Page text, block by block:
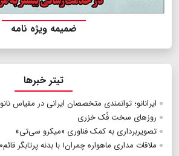
ضمیمه ویژه نامه
تیتر خبرها
ایرانانو؛ توانمندی متخصصان ایرانی در مقیاس نانو
روزهای سخت فُک خزری
تصویربرداری به کمک فناوری «میکرو سی‌تی»
ملاقات مداری ماهواره چمران۱ با بدنه پرتابگر قائم۱۰۰